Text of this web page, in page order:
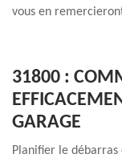
vous en
31800 :
GARAGE
Planifier le débarras